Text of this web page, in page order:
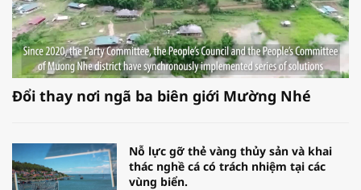
Đổi thay nơi ngã ba biên giới Mường Nhé
Nỗ lực gỡ thẻ vàng thủy sản và khai
thác nghề cá có trách nhiệm tại các
vùng biển.